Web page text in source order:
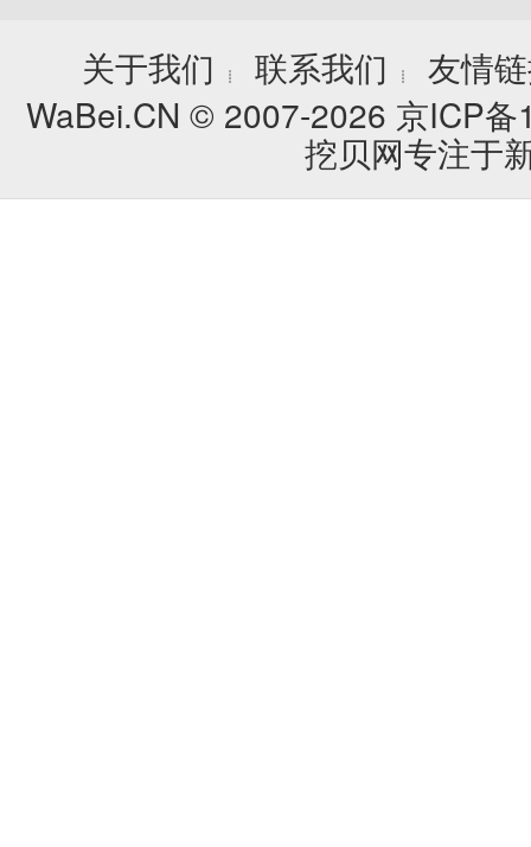
关于我们
┊ 联系我们 ┊
友情
WaBei.CN © 2007-2026 京ICP
挖贝网专注于